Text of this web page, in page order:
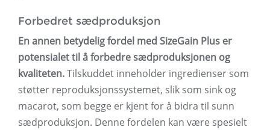
Forbedret sædproduksjon
En annen betydelig fordel med SizeGain Plus er
potensialet til å forbedre sædproduksjonen og
kvaliteten.Tilskuddet inneholder ingredienser som
støtter reproduksjonssystemet, slik som sink og
macarot, som begge er kjent for å bidra til sunn
sædproduksjon. Denne fordelen kan være spesielt